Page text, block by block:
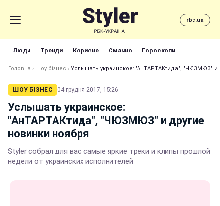
rbc.ua
Люди Тренди Корисне Смачно Гороскопи
Головна › Шоу бізнес › Услышать украинское: "АнТАРТАКтида", "ЧЮЗМЮЗ" и
ШОУ БІЗНЕС 04 грудня 2017, 15:26
Услышать украинское:
"АнТАРТАКтида", "ЧЮЗМЮЗ" и другие
новинки ноября
Styler собрал для вас самые яркие треки и клипы прошлой
недели от украинских исполнителей